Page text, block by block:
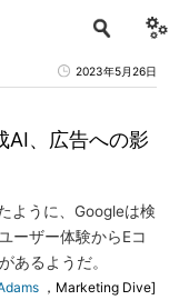
2023年5月26日
AI、広告への影
ように、Googleは検
ーザー体験からEコ
あるようだ。
，Marketing Dive]